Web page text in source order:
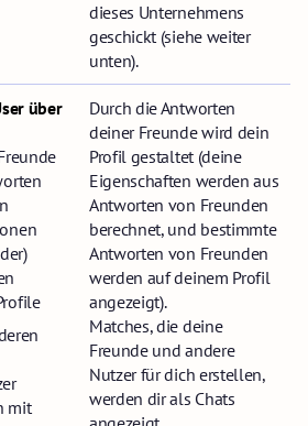
dieses Unternehmens
geschickt (siehe weiter
unten).
über
mit
Durch die Antworten
deiner Freunde wird dein
Profil gestaltet (deine
Eigenschaften werden aus
Antworten von Freunden
berechnet, und bestimmte
Antworten von Freunden
werden auf deinem Profil
angezeigt).
Matches, die deine
Freunde und andere
Nutzer für dich erstellen,
werden dir als Chats